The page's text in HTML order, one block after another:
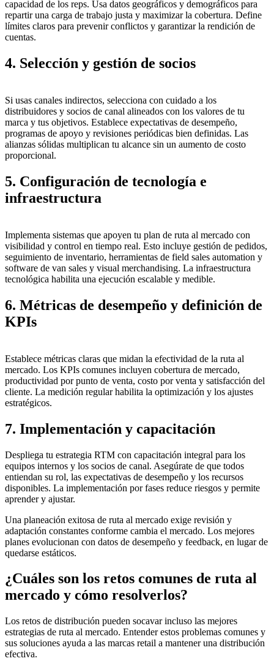
capacidad de los reps. Usa datos geográficos y demográficos para
repartir una carga de trabajo justa y maximizar la cobertura. Define
límites claros para prevenir conflictos y garantizar la rendición de
cuentas.
4. Selección y gestión de socios
Si usas canales indirectos, selecciona con cuidado a los
distribuidores y socios de canal alineados con los valores de tu
marca y tus objetivos. Establece expectativas de desempeño,
programas de apoyo y revisiones periódicas bien definidas. Las
alianzas sólidas multiplican tu alcance sin un aumento de costo
proporcional.
5. Configuración de tecnología e
infraestructura
Implementa sistemas que apoyen tu plan de ruta al mercado con
visibilidad y control en tiempo real. Esto incluye gestión de pedidos,
seguimiento de inventario, herramientas de field sales automation y
software de van sales y visual merchandising. La infraestructura
tecnológica habilita una ejecución escalable y medible.
6. Métricas de desempeño y definición de
KPIs
Establece métricas claras que midan la efectividad de la ruta al
mercado. Los KPIs comunes incluyen cobertura de mercado,
productividad por punto de venta, costo por venta y satisfacción del
cliente. La medición regular habilita la optimización y los ajustes
estratégicos.
7. Implementación y capacitación
Despliega tu estrategia RTM con capacitación integral para los
equipos internos y los socios de canal. Asegúrate de que todos
entiendan su rol, las expectativas de desempeño y los recursos
disponibles. La implementación por fases reduce riesgos y permite
aprender y ajustar.
Una planeación exitosa de ruta al mercado exige revisión y
adaptación constantes conforme cambia el mercado. Los mejores
planes evolucionan con datos de desempeño y feedback, en lugar de
quedarse estáticos.
¿Cuáles son los retos comunes de ruta al
mercado y cómo resolverlos?
Los retos de distribución pueden socavar incluso las mejores
estrategias de ruta al mercado. Entender estos problemas comunes y
sus soluciones ayuda a las marcas retail a mantener una distribución
efectiva.